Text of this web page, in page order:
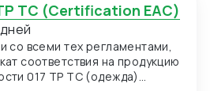
ТС (Certification EAC)
со всеми тех регламентами,
017 ТР ТС (одежда)